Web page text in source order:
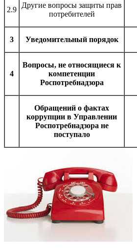
2.9
Другие вопросы защиты прав
потребителей
3 Уведомительный порядок
4
Вопросы, не относящиеся к
компетенции
Роспотребнадзора
Обращений о фактах
коррупции в Управлении
Роспотребнадзора не
поступало